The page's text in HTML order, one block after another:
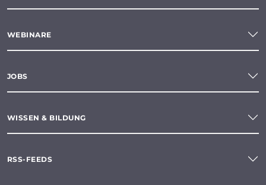
WEBINARE
JOBS
WISSEN & BILDUNG
RSS-FEEDS